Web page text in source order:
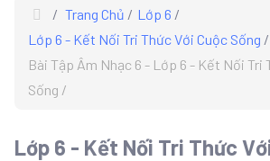
Trang Chủ
Lớp 6
Lớp 6 - Kết Nối Tri Thức Với Cuộc Sống
Bài Tập Âm Nhạc 6 - Lớp 6 - Kết Nối Tri
Sống
Lớp 6 - Kết Nối Tri Thức